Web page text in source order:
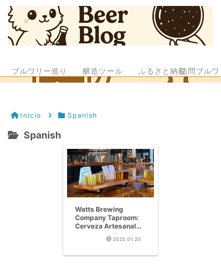
ブルワリー巡り 醸造ツール ふるさと納税訪問ブル
Inicio Spanish
Spanish
Watts Brewing
Company Taproom:
Cerveza Artesanal
de Calidad en
Woodinville2025.01.20